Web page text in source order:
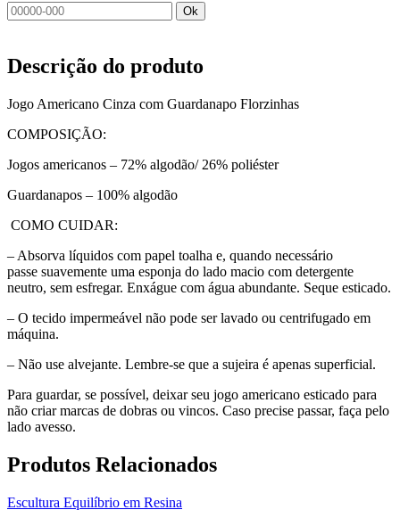
Ok
Descrição do produto
Jogo Americano Cinza com Guardanapo Florzinhas
COMPOSIÇÃO:
Jogos americanos – 72% algodão/ 26% poliéster
Guardanapos – 100% algodão
COMO CUIDAR:
– Absorva líquidos com papel toalha e, quando necessário
passe suavemente uma esponja do lado macio com detergente
neutro, sem esfregar. Enxágue com água abundante. Seque esticado.
– O tecido impermeável não pode ser lavado ou centrifugado em
máquina.
– Não use alvejante. Lembre-se que a sujeira é apenas superficial.
Para guardar, se possível, deixar seu jogo americano esticado para
não criar marcas de dobras ou vincos. Caso precise passar, faça pelo
lado avesso.
Produtos Relacionados
Escultura Equilíbrio em Resina